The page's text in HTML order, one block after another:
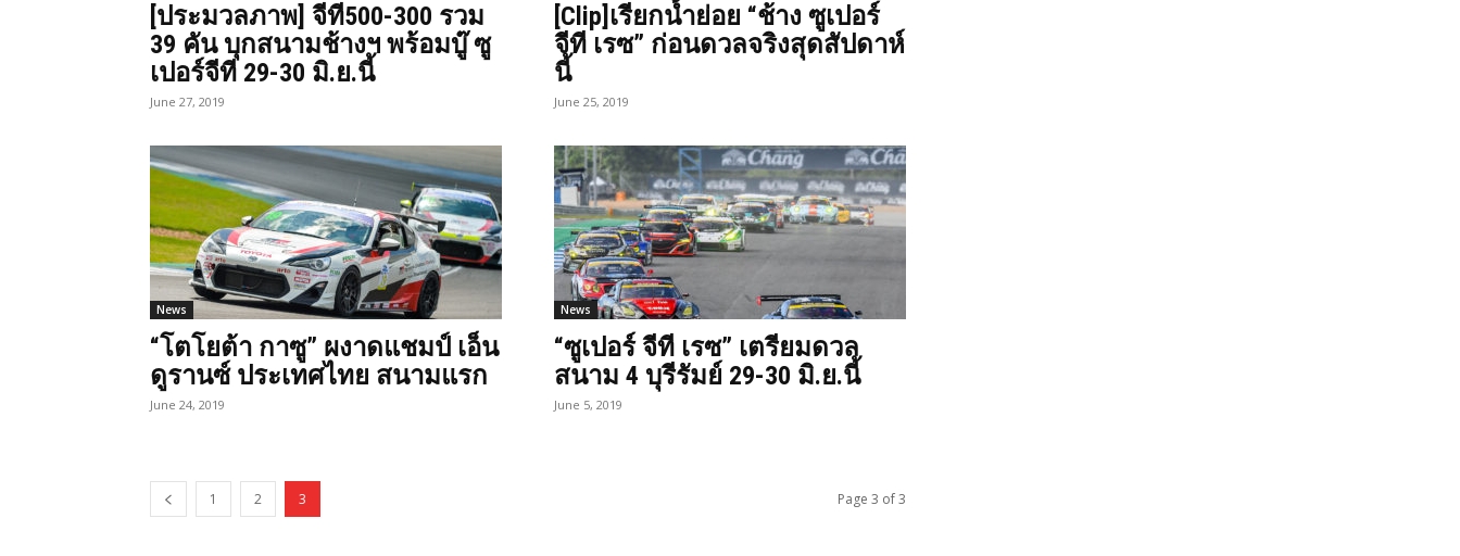
[ประมวลภาพ] จีที500-300 รวม
39 คัน บุกสนามช้างฯ พร้อมบู๊ ซู
เปอร์จีที 29-30 มิ.ย.นี้
June 27, 2019
[Clip]เรียกน้ำย่อย “ช้าง ซูเปอร์
จีที เรซ” ก่อนดวลจริงสุดสัปดาห์
นี้
June 25, 2019
News
“โตโยต้า กาซู” ผงาดแชมป์ เอ็น
ดูรานซ์ ประเทศไทย สนามแรก
June 24, 2019
News
“ซูเปอร์ จีที เรซ” เตรียมดวล
สนาม 4 บุรีรัมย์ 29-30 มิ.ย.นี้
June 5, 2019
1 2 3 Page 3 of 3